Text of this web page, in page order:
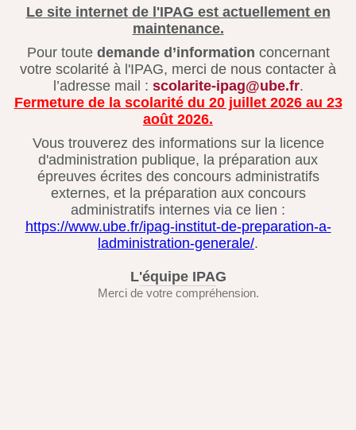
Le site internet de l'IPAG est actuellement en
maintenance.
Pour toute demande d’information concernant
votre scolarité à l'IPAG, merci de nous contacter à
l’adresse mail : scolarite-ipag@ube.fr.
Fermeture de la scolarité du 20 juillet 2026 au 23
août 2026.
Vous trouverez des informations sur la licence
d'administration publique, la préparation aux
épreuves écrites des concours administratifs
externes, et la préparation aux concours
administratifs internes via ce lien :
https://www.ube.fr/ipag-institut-de-preparation-a-
ladministration-generale/.
L'équipe IPAG
Merci de votre compréhension.